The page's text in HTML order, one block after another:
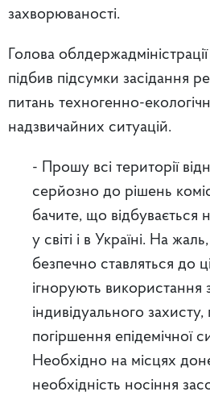
захворюваності.
Голова облдержадміністрації
підбив підсумки засідання
питань техногенно-
надзвичайних ситуацій.
- Прошу всі території
серйозно до рішень
бачите, що відбувається
у світі і в Україні. На
безпечно ставляться до
ігнорують використання
індивідуального
погіршення епідемічної
Необхідно на місцях
необхідність носіння